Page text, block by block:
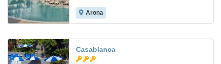
Arona
Casablanca